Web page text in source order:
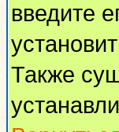
введите
Также